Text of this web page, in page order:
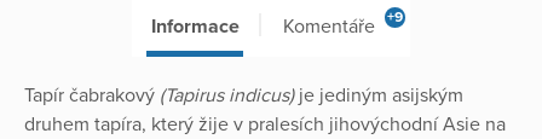
Informace Komentáře +9
Tapír čabrakový (Tapirus indicus)je jediným asijským
druhem tapíra, který žije v pralesích jihovýchodní Asie na